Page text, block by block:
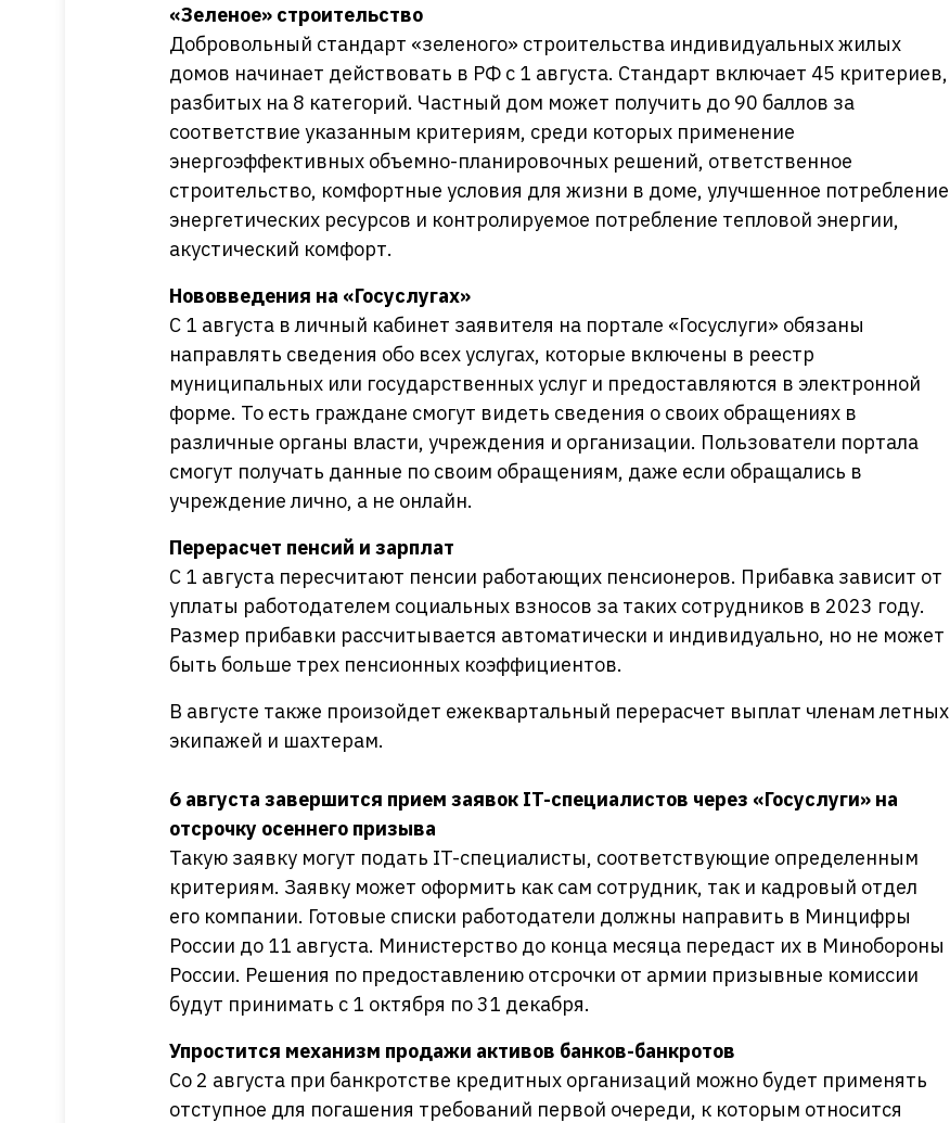
«Зеленое» строительство
Добровольный стандарт «зеленого» строительства индивидуальных жилых
домов начинает действовать в РФ с 1 августа. Стандарт включает 45 критериев,
разбитых на 8 категорий. Частный дом может получить до 90 баллов за
соответствие указанным критериям, среди которых применение
энергоэффективных объемно-планировочных решений, ответственное
строительство, комфортные условия для жизни в доме, улучшенное потребление
энергетических ресурсов и контролируемое потребление тепловой энергии,
акустический комфорт.
Нововведения на «Госуслугах»
С 1 августа в личный кабинет заявителя на портале «Госуслуги» обязаны
направлять сведения обо всех услугах, которые включены в реестр
муниципальных или государственных услуг и предоставляются в электронной
форме. То есть граждане смогут видеть сведения о своих обращениях в
различные органы власти, учреждения и организации. Пользователи портала
смогут получать данные по своим обращениям, даже если обращались в
учреждение лично, а не онлайн.
Перерасчет пенсий и зарплат
С 1 августа пересчитают пенсии работающих пенсионеров. Прибавка зависит от
уплаты работодателем социальных взносов за таких сотрудников в 2023 году.
Размер прибавки рассчитывается автоматически и индивидуально, но не может
быть больше трех пенсионных коэффициентов.
В августе также произойдет ежеквартальный перерасчет выплат членам летных
экипажей и шахтерам.
6 августа завершится прием заявок IT-специалистов через «Госуслуги» на
отсрочку осеннего призыва
Такую заявку могут подать IT-специалисты, соответствующие определенным
критериям. Заявку может оформить как сам сотрудник, так и кадровый отдел
его компании. Готовые списки работодатели должны направить в Минцифры
России до 11 августа. Министерство до конца месяца передаст их в Минобороны
России. Решения по предоставлению отсрочки от армии призывные комиссии
будут принимать с 1 октября по 31 декабря.
Упростится механизм продажи активов банков-банкротов
Со 2 августа при банкротстве кредитных организаций можно будет применять
отступное для погашения требований первой очереди, к которым относится